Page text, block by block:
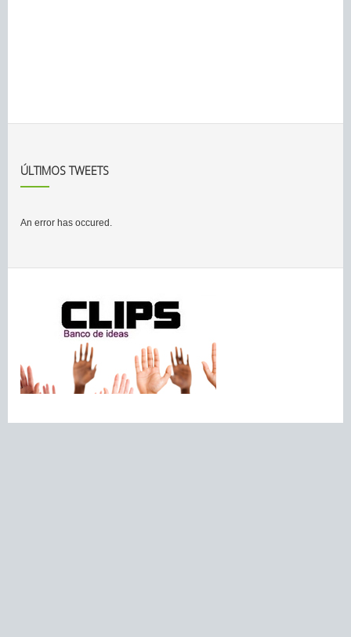
ÚLTIMOS TWEETS
An error has occured.